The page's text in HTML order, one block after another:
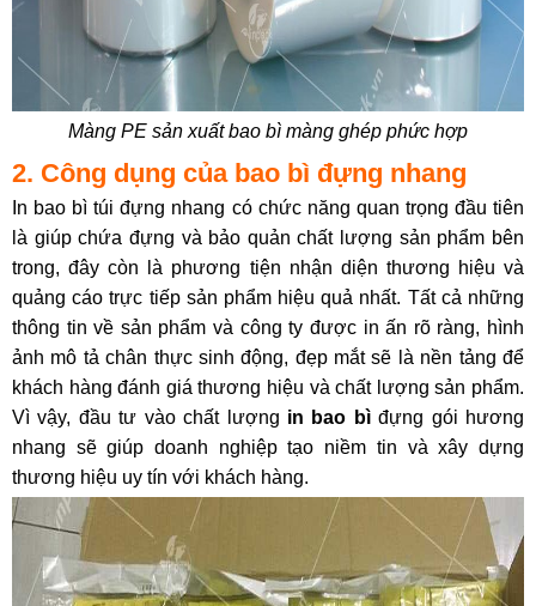
Màng PE sản xuất bao bì màng ghép phức hợp
2. Công dụng của bao bì đựng nhang
In bao bì túi đựng nhang có chức năng quan trọng đầu tiên
là giúp chứa đựng và bảo quản chất lượng sản phẩm bên
trong, đây còn là phương tiện nhận diện thương hiệu và
quảng cáo trực tiếp sản phẩm hiệu quả nhất. Tất cả những
thông tin về sản phẩm và công ty được in ấn rõ ràng, hình
ảnh mô tả chân thực sinh động, đẹp mắt sẽ là nền tảng để
khách hàng đánh giá thương hiệu và chất lượng sản phẩm.
Vì vậy, đầu tư vào chất lượng in bao bìđựng gói hương
nhang sẽ giúp doanh nghiệp tạo niềm tin và xây dựng
thương hiệu uy tín với khách hàng.